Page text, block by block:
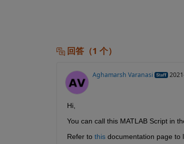
回答（1 个）
Aghamarsh Varanasi
Hi,
You can call this MATLAB Script in
Refer to this documentation page to